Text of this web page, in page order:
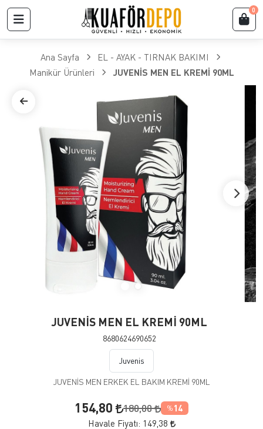
0
Ana Sayfa
EL - AYAK - TIRNAK BAKIMI
Manikür Ürünleri
JUVENİS MEN EL KREMİ 90ML
JUVENİS MEN EL KREMİ 90ML
8680624690652
Juvenis
JUVENİS MEN ERKEK EL BAKIM KREMİ 90ML
154,80 180,00 % 14
Havale Fiyatı: 149,38